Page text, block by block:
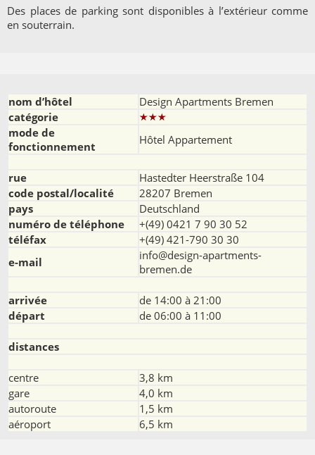
Des places de parking sont disponibles à l’extérieur comme
en souterrain.
nom d’hôtel
Design Apartments Bremen
catégorie
mode de
fonctionnement
Hôtel Appartement
rue
Hastedter Heerstraße 104
code postal/localité
28207 Bremen
pays
Deutschland
numéro de téléphone
+(49) 0421 7 90 30 52
téléfax
+(49) 421-790 30 30
e-mail
info@design-apartments-
bremen.de
arrivée
de 14:00 à 21:00
départ
de 06:00 à 11:00
distances
centre
3,8 km
gare
4,0 km
autoroute
1,5 km
aéroport
6,5 km